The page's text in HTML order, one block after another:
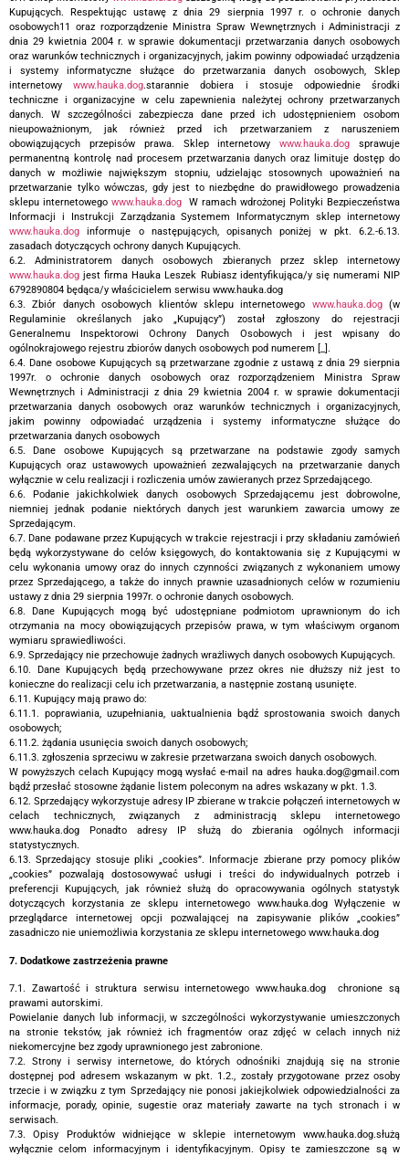
Kupujących. Respektując ustawę z dnia 29 sierpnia 1997 r. o ochronie danych
osobowych11 oraz rozporządzenie Ministra Spraw Wewnętrznych i Administracji z
dnia 29 kwietnia 2004 r. w sprawie dokumentacji przetwarzania danych osobowych
oraz warunków technicznych i organizacyjnych, jakim powinny odpowiadać urządzenia
i systemy informatyczne służące do przetwarzania danych osobowych, Sklep
internetowywww.hauka.dog.starannie dobiera i stosuje odpowiednie środki
techniczne i organizacyjne w celu zapewnienia należytej ochrony przetwarzanych
danych. W szczególności zabezpiecza dane przed ich udostępnieniem osobom
nieupoważnionym, jak również przed ich przetwarzaniem z naruszeniem
obowiązujących przepisów prawa. Sklep internetowywww.hauka.dog sprawuje
permanentną kontrolę nad procesem przetwarzania danych oraz limituje dostęp do
danych w możliwie największym stopniu, udzielając stosownych upoważnień na
przetwarzanie tylko wówczas, gdy jest to niezbędne do prawidłowego prowadzenia
sklepu internetowego www.hauka.dog W ramach wdrożonej Polityki Bezpieczeństwa
Informacji i Instrukcji Zarządzania Systemem Informatycznym sklep internetowy
www.hauka.dog informuje o następujących, opisanych poniżej w pkt. 6.2.-6.13.
zasadach dotyczących ochrony danych Kupujących.
6.2. Administratorem danych osobowych zbieranych przez sklep internetowy
www.hauka.dog jest firma Hauka Leszek Rubiasz identyfikująca/y się numerami NIP
6792890804 będąca/y właścicielem serwisu www.hauka.dog
6.3. Zbiór danych osobowych klientów sklepu internetowego www.hauka.dog(w
Regulaminie określanych jako „Kupujący”) został zgłoszony do rejestracji
Generalnemu Inspektorowi Ochrony Danych Osobowych i jest wpisany do
ogólnokrajowego rejestru zbiorów danych osobowych pod numerem [_].
6.4. Dane osobowe Kupujących są przetwarzane zgodnie z ustawą z dnia 29 sierpnia
1997r. o ochronie danych osobowych oraz rozporządzeniem Ministra Spraw
Wewnętrznych i Administracji z dnia 29 kwietnia 2004 r. w sprawie dokumentacji
przetwarzania danych osobowych oraz warunków technicznych i organizacyjnych,
jakim powinny odpowiadać urządzenia i systemy informatyczne służące do
przetwarzania danych osobowych
6.5. Dane osobowe Kupujących są przetwarzane na podstawie zgody samych
Kupujących oraz ustawowych upoważnień zezwalających na przetwarzanie danych
wyłącznie w celu realizacji i rozliczenia umów zawieranych przez Sprzedającego.
6.6. Podanie jakichkolwiek danych osobowych Sprzedającemu jest dobrowolne,
niemniej jednak podanie niektórych danych jest warunkiem zawarcia umowy ze
Sprzedającym.
6.7. Dane podawane przez Kupujących w trakcie rejestracji i przy składaniu zamówień
będą wykorzystywane do celów księgowych, do kontaktowania się z Kupującymi w
celu wykonania umowy oraz do innych czynności związanych z wykonaniem umowy
przez Sprzedającego, a także do innych prawnie uzasadnionych celów w rozumieniu
ustawy z dnia 29 sierpnia 1997r. o ochronie danych osobowych.
6.8. Dane Kupujących mogą być udostępniane podmiotom uprawnionym do ich
otrzymania na mocy obowiązujących przepisów prawa, w tym właściwym organom
wymiaru sprawiedliwości.
6.9. Sprzedający nie przechowuje żadnych wrażliwych danych osobowych Kupujących.
6.10. Dane Kupujących będą przechowywane przez okres nie dłuższy niż jest to
konieczne do realizacji celu ich przetwarzania, a następnie zostaną usunięte.
6.11. Kupujący mają prawo do:
6.11.1. poprawiania, uzupełniania, uaktualnienia bądź sprostowania swoich danych
osobowych;
6.11.2. żądania usunięcia swoich danych osobowych;
6.11.3. zgłoszenia sprzeciwu w zakresie przetwarzana swoich danych osobowych.
W powyższych celach Kupujący mogą wysłać e-mail na adres hauka.dog@gmail.com
bądź przesłać stosowne żądanie listem poleconym na adres wskazany w pkt. 1.3.
6.12. Sprzedający wykorzystuje adresy IP zbierane w trakcie połączeń internetowych w
celach technicznych, związanych z administracją sklepu internetowego
www.hauka.dog Ponadto adresy IP służą do zbierania ogólnych informacji
statystycznych.
6.13. Sprzedający stosuje pliki „cookies”. Informacje zbierane przy pomocy plików
„cookies” pozwalają dostosowywać usługi i treści do indywidualnych potrzeb i
preferencji Kupujących, jak również służą do opracowywania ogólnych statystyk
dotyczących korzystania ze sklepu internetowego www.hauka.dog Wyłączenie w
przeglądarce internetowej opcji pozwalającej na zapisywanie plików „cookies”
zasadniczo nie uniemożliwia korzystania ze sklepu internetowego www.hauka.dog
7. Dodatkowe zastrzeżenia prawne
7.1. Zawartość i struktura serwisu internetowego www.hauka.dog chronione są
prawami autorskimi.
Powielanie danych lub informacji, w szczególności wykorzystywanie umieszczonych
na stronie tekstów, jak również ich fragmentów oraz zdjęć w celach innych niż
niekomercyjne bez zgody uprawnionego jest zabronione.
7.2. Strony i serwisy internetowe, do których odnośniki znajdują się na stronie
dostępnej pod adresem wskazanym w pkt. 1.2., zostały przygotowane przez osoby
trzecie i w związku z tym Sprzedający nie ponosi jakiejkolwiek odpowiedzialności za
informacje, porady, opinie, sugestie oraz materiały zawarte na tych stronach i w
serwisach.
7.3. Opisy Produktów widniejące w sklepie internetowym www.hauka.dog.służą
wyłącznie celom informacyjnym i identyfikacyjnym. Opisy te zamieszczone są w